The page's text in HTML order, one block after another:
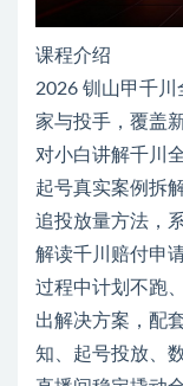
课程介绍
2026 钏山甲千
家与投手，覆盖
对小白讲解千川
起号真实案例拆
追投放量方法，
解读千川赔付申
过程中计划不跑
出解决方案，配
知、起号投放、